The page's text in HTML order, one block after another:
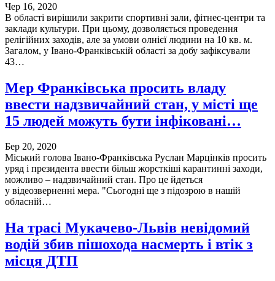
Чер 16, 2020
В області вирішили закрити спортивні зали, фітнес-центри та
заклади культури. При цьому, дозволяється проведення
релігійних заходів, але за умови олнієї людини на 10 кв. м.
Загалом, у Івано-Франківській області за добу зафіксували
43…
Мер Франківська просить владу
ввести надзвичайний стан, у місті ще
15 людей можуть бути інфіковані…
Бер 20, 2020
Міський голова Івано-Франківська Руслан Марцінків просить
уряд і президента ввести більш жорсткіші карантинні заходи,
можливо – надзвичайний стан. Про це йдеться
у відеозверненні мера. "Сьогодні ще з підозрою в нашій
обласній…
На трасі Мукачево-Львів невідомий
водій збив пішохода насмерть і втік з
місця ДТП